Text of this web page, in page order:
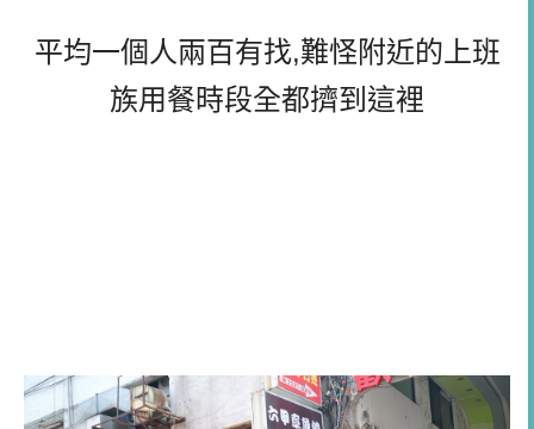
平均一個人兩百有找,難怪附近的上班
族用餐時段全都擠到這裡